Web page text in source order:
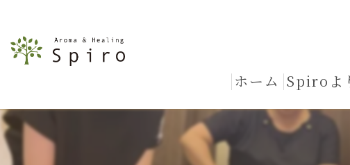
ホーム Spiroよ